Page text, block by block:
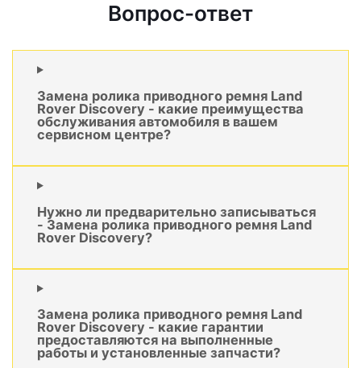
Вопрос-ответ
Замена ролика приводного ремня Land
Rover Discovery - какие преимущества
обслуживания автомобиля в вашем
сервисном центре?
Нужно ли предварительно записываться
- Замена ролика приводного ремня Land
Rover Discovery?
Замена ролика приводного ремня Land
Rover Discovery - какие гарантии
предоставляются на выполненные
работы и установленные запчасти?